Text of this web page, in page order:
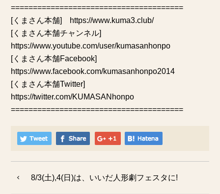
=======================================
[くまさん本舗] https://www.kuma3.club/
[くまさん本舗チャンネル]
https://www.youtube.com/user/kumasanhonpo
[くまさん本舗Facebook]
https://www.facebook.com/kumasanhonpo2014
[くまさん本舗Twitter]
https://twitter.com/KUMASANhonpo
=======================================
8/3(土),4(日)は、いいだ人形劇フェスタに!